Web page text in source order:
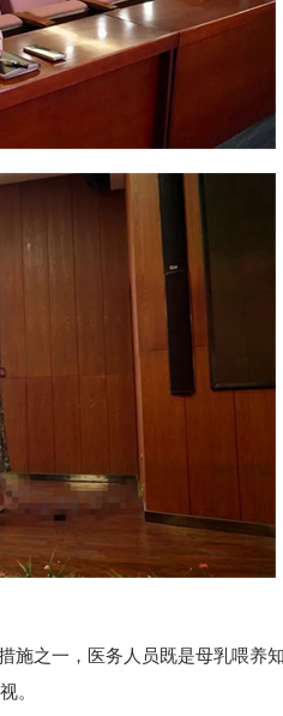
之一，医务人员既是母乳喂养知
。